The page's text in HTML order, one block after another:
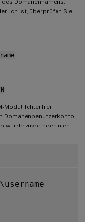
Domänennamens.
ist, überprüfen Sie
Modul fehlerfrei
Domänenbenutzerkonto
wurde zuvor noch nicht
\username